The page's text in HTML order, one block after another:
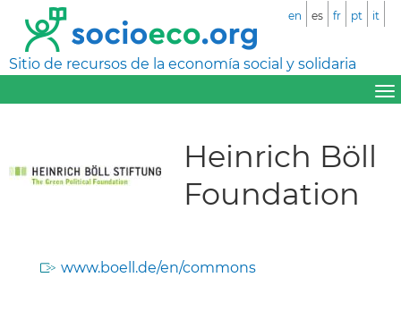
Sitio de recursos de la economía social y solidaria
en es fr pt it
Heinrich Böll
Foundation
www.boell.de/en/commons